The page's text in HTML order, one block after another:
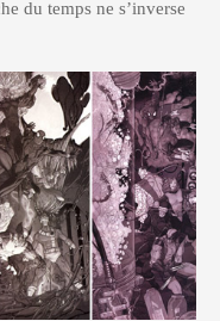
du temps ne s’inverse